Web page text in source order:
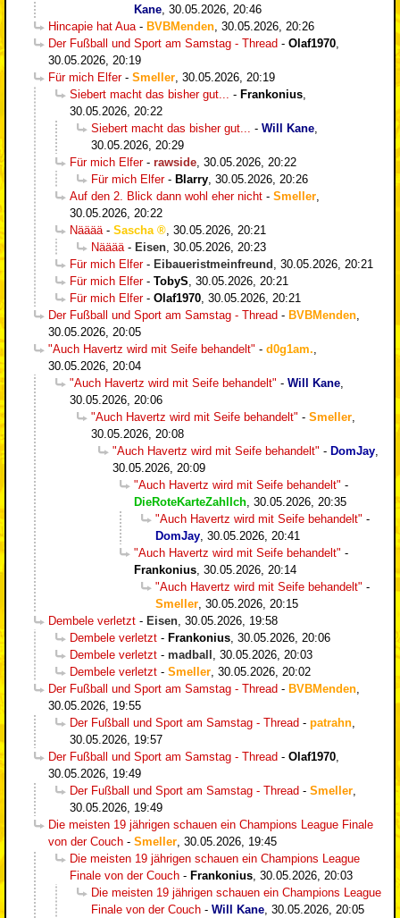
Kane 30.05.2026, 20:46
Hincapie hat Aua - BVBMenden 30.05.2026, 20:26
Der Fußball und Sport am Samstag - Thread - Olaf1970
30.05.2026, 20:19
Für mich Elfer- Smeller 30.05.2026, 20:19
Siebert macht das bisher gut...
- Frankonius
30.05.2026, 20:22
Siebert macht das bisher gut...
- Will Kane
30.05.2026, 20:29
Für mich Elfer- rawside 30.05.2026, 20:22
Für mich Elfer- Blarry 30.05.2026, 20:26
Auf den 2. Blick dann wohl eher nicht - Smeller
30.05.2026, 20:22
Nääää - Sascha
30.05.2026, 20:21
Nääää - Eisen 30.05.2026, 20:23
Für mich Elfer- Eibaueristmeinfreund
30.05.2026, 20:21
Für mich Elfer- TobyS 30.05.2026, 20:21
Für mich Elfer- Olaf1970 30.05.2026, 20:21
Der Fußball und Sport am Samstag - Thread - BVBMenden
30.05.2026, 20:05
"Auch Havertz wird mit Seife behandelt" - d0g1am.
30.05.2026, 20:04
"Auch Havertz wird mit Seife behandelt" - Will Kane
30.05.2026, 20:06
"Auch Havertz wird mit Seife behandelt" - Smeller
30.05.2026, 20:08
"Auch Havertz wird mit Seife behandelt" - DomJay
30.05.2026, 20:09
"Auch Havertz wird mit Seife behandelt" -
DieRoteKarteZahlIch 30.05.2026, 20:35
"Auch Havertz wird mit Seife behandelt" -
DomJay 30.05.2026, 20:41
"Auch Havertz wird mit Seife behandelt" -
Frankonius 30.05.2026, 20:14
"Auch Havertz wird mit Seife behandelt" -
Smeller 30.05.2026, 20:15
Dembele verletzt - Eisen 30.05.2026, 19:58
Dembele verletzt - Frankonius 30.05.2026, 20:06
Dembele verletzt - madball
30.05.2026, 20:03
Dembele verletzt - Smeller 30.05.2026, 20:02
Der Fußball und Sport am Samstag - Thread - BVBMenden
30.05.2026, 19:55
Der Fußball und Sport am Samstag - Thread - patrahn
30.05.2026, 19:57
Der Fußball und Sport am Samstag - Thread - Olaf1970
30.05.2026, 19:49
Der Fußball und Sport am Samstag - Thread - Smeller
30.05.2026, 19:49
Die meisten 19 jährigen schauen ein Champions League Finale
von der Couch - Smeller 30.05.2026, 19:45
Die meisten 19 jährigen schauen ein Champions League
Finale von der Couch - Frankonius 30.05.2026, 20:03
Die meisten 19 jährigen schauen ein Champions League
Finale von der Couch - Will Kane 30.05.2026, 20:05